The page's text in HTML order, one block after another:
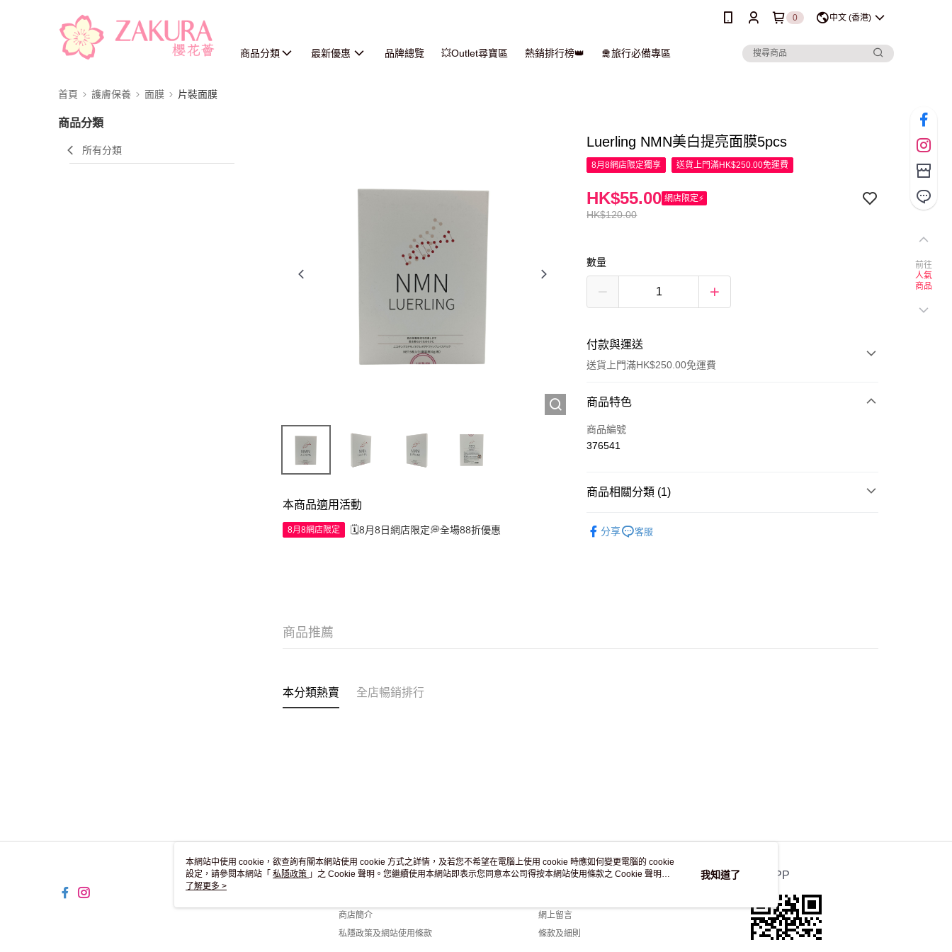
0 中文 (香港)
商品分類 最新優惠 品牌總覽 💥Outlet尋寶區 熱銷排行榜👑 🛅旅行必備專區
首頁 護膚保養 面膜 片裝面膜
商品分類
所有分類
本商品適用活動
8月8網店限定 🗓️8月8日網店限定💭全場88折優惠
Luerling NMN美白提亮面膜5pcs
8月8網店限定獨享 送貨上門滿HK$250.00免運費
HK$120.00
HK$55.00 網店限定⚡
數量
付款與運送
送貨上門滿HK$250.00免運費
付款方式
信用卡
商品特色
商品編號
376541
商品相關分類 (1)
分享
客服
商品推薦
本分類熱賣 全店暢銷排行
關於我們
商店簡介
私隱政策及網站使用條款
客戶服務
網上留言
條款及細則
官方APP
前往
人氣
商品
本網站中使用 cookie，欲查詢有關本網站使用 cookie 方式之詳情，及若您不希望在電腦上使用 cookie 時應如何變更電腦的 cookie
設定，請參閱本網站「 私隱政策 」之 Cookie 聲明。您繼續使用本網站即表示您同意本公司得按本網站使用條款之 Cookie 聲明使
用 cookie。
了解更多 >
我知道了